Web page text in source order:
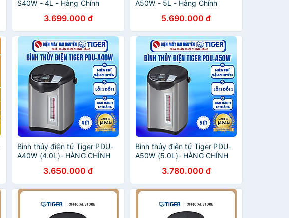
S40W - 4L - Hàng Chính
3.699.000 đ
A50W - 5L - Hàng Chính
5.690.000 đ
Bình thủy điện tử Tiger PDU-
A40W (4.0L)- HÀNG CHÍNH
3.650.000 đ
Bình thủy điện tử Tiger PDU-
A50W (5.0L)- HÀNG CHÍNH
3.780.000 đ